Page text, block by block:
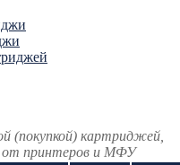
(покупкой) картриджей,
от принтеров и МФУ